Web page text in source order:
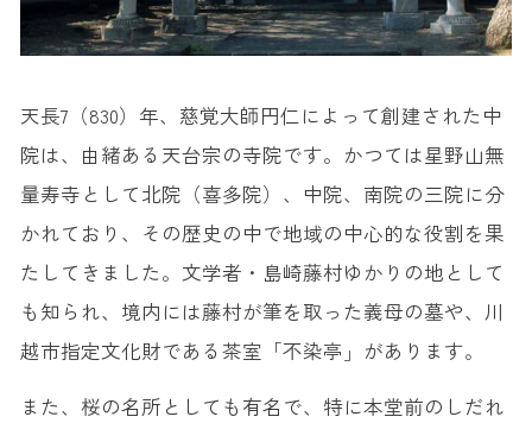
天長7（830）年、慈覚大師円仁によって創建された中
院は、由緒ある天台宗の寺院です。かつては星野山無
量寿寺として北院（喜多院）、中院、南院の三院に分
かれており、その歴史の中で地域の中心的な役割を果
たしてきました。文学者・島崎藤村ゆかりの地として
も知られ、境内には藤村が筆を取った義母の墓や、川
越市指定文化財である茶室「不染亭」があります。
また、桜の名所としても有名で、特に本堂前のしだれ